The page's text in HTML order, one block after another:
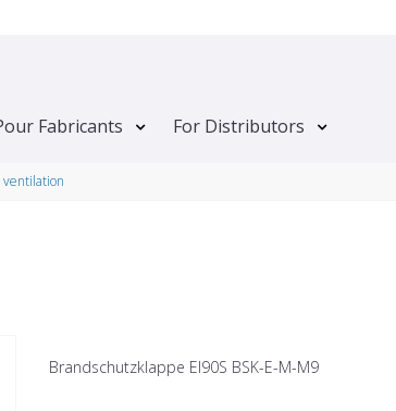
Fabricants For Distributors
Brandschutzklappe EI90S BSK-E-M-M9